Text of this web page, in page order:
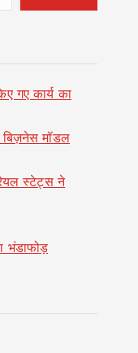
गए कार्य का
बिज़नेस मॉडल
स्टेट्स ने
भंडाफोड़